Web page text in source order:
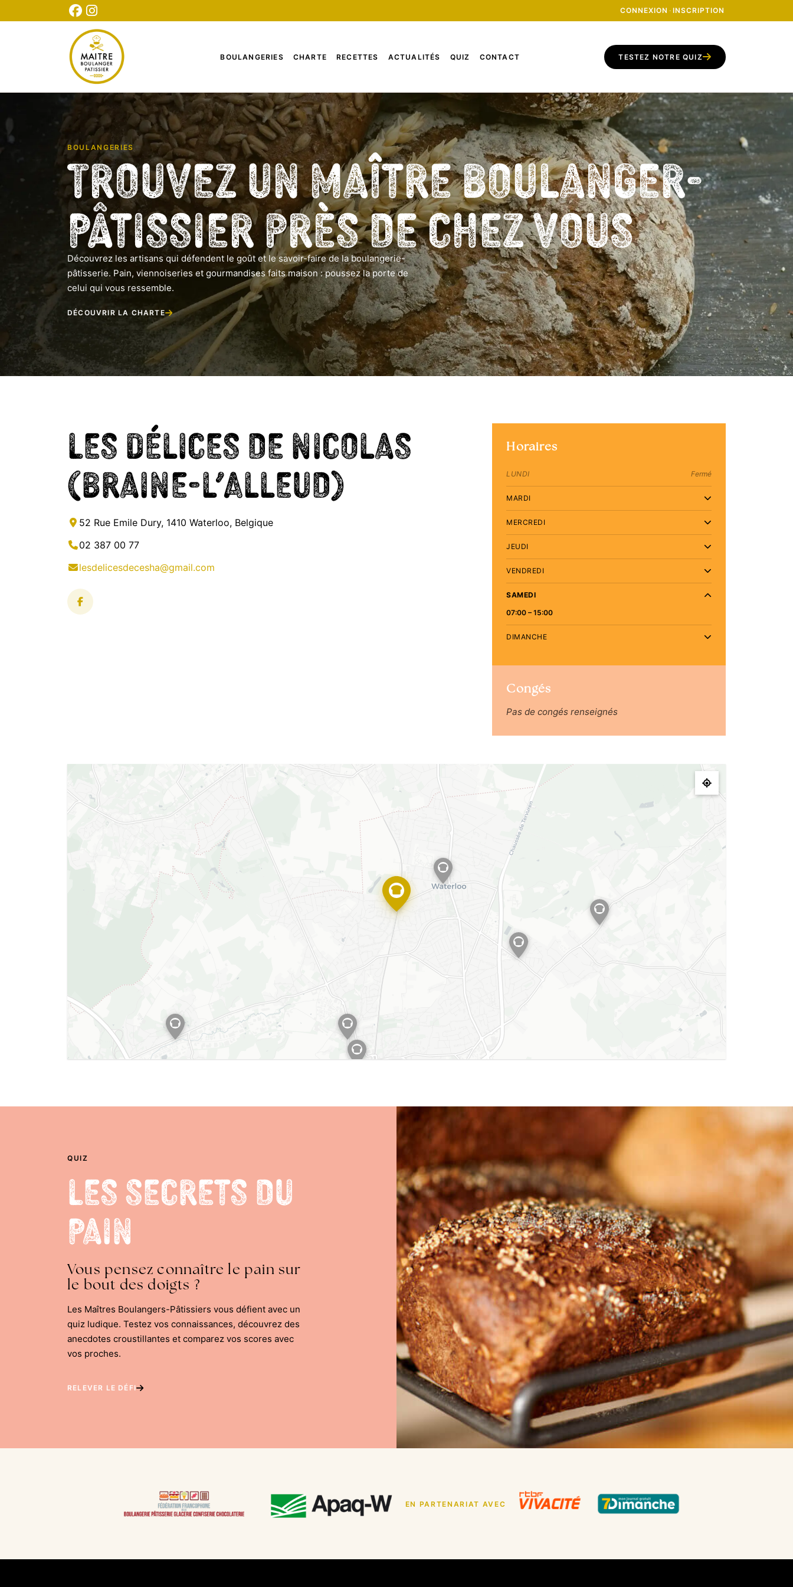
CONNEXION · INSCRIPTION
BOULANGERIES CHARTE RECETTES ACTUALITÉS QUIZ CONTACT TESTEZ NOTRE QUIZ
INSCRIPTION
TESTEZ NOTRE QUIZ
BOULANGERIES
Trouvez un Maître Boulanger-
Pâtissier près de chez vous
Découvrez les artisans qui défendent le goût et le savoir-faire de la boulangerie-
pâtisserie. Pain, viennoiseries et gourmandises faits maison : poussez la porte de
celui qui vous ressemble.
DÉCOUVRIR LA CHARTE
Les Délices de Nicolas
(Braine-l’Alleud)
52 Rue Emile Dury, 1410 Waterloo, Belgique
02 387 00 77
lesdelicesdecesha@gmail.com
Horaires
LUNDI Fermé
MARDI
MERCREDI
JEUDI
VENDREDI
SAMEDI
07:00 – 15:00
DIMANCHE
Congés
Pas de congés renseignés
QUIZ
Les Secrets du
Pain
Vous pensez connaître le pain sur
le bout des doigts ?
Les Maîtres Boulangers-Pâtissiers vous défient avec un
quiz ludique. Testez vos connaissances, découvrez des
anecdotes croustillantes et comparez vos scores avec
vos proches.
RELEVER LE DÉFI
EN PARTENARIAT AVEC